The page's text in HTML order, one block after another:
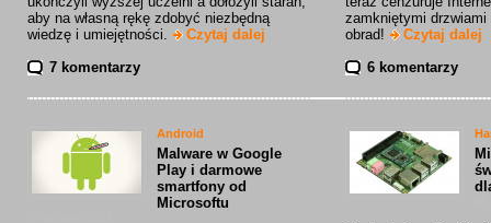
aby na własną rękę zdobyć niezbędną
wiedzę i umiejętności.
Czytaj dalej
7 komentarzy
zamkniętymi
obrad!
Czytaj dalej
6 komentarzy
Android
Malware w Google
Play i darmowe
smartfony od
Microsoftu